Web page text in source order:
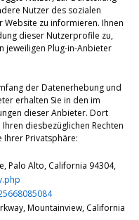
Nutzer des sozialen
zu informieren. Ihnen
dieser Nutzerprofile zu,
jeweiligen Plug-in-Anbieter
der Datenerhebung und
erhalten Sie in den im
dieser Anbieter. Dort
diesbezüglichen Rechten
Ihrer Privatsphäre:
Palo Alto, California 94304,
Mountainview, California